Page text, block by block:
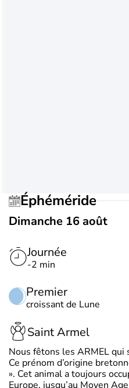
Éphéméride
Dimanche 16 août
Journée
-2 min
Premier
croissant de Lune
Saint Armel
Nous fêtons les ARMEL
Ce prénom d’origine
». Cet animal a toujours
Europe, jusqu’au Moyen